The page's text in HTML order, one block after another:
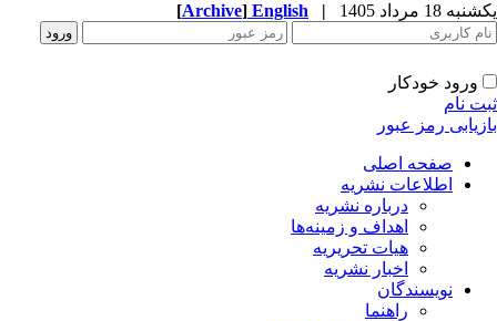
18 مرداد 1405 |
English
[Archive]
ورود خودکار
نام
رمز عبور
صفحه اصلی
اطلاعات نشریه
درباره نشریه
اهداف و زمینه‌ها
هیات تحریریه
اخبار نشریه
نویسندگان
راهنما